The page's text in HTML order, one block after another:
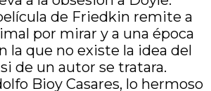
de Friedkin remite a
por mirar y a una época
la que no existe la idea del
de un autor se tratara.
Bioy Casares, lo hermoso